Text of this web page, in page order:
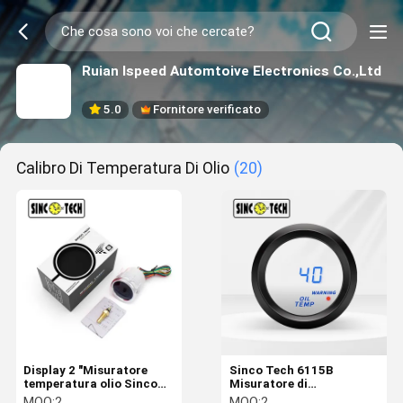
Ruian Ispeed Automtoive Electronics Co.,Ltd
5.0 Fornitore verificato
Calibro Di Temperatura Di Olio (20)
Display 2 "Misuratore
temperatura olio Sinco
Tech 6145T Pointer Auto
Sinco Tech 6115B
Misuratore di
temperatura dell'olio in